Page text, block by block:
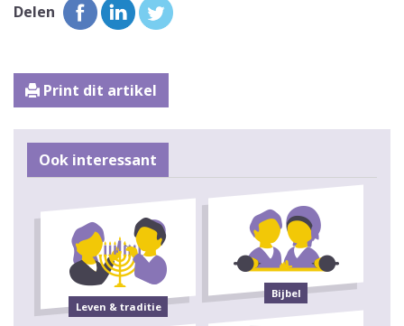
Delen
Print dit artikel
Ook interessant
Leven & traditie
Bijbel